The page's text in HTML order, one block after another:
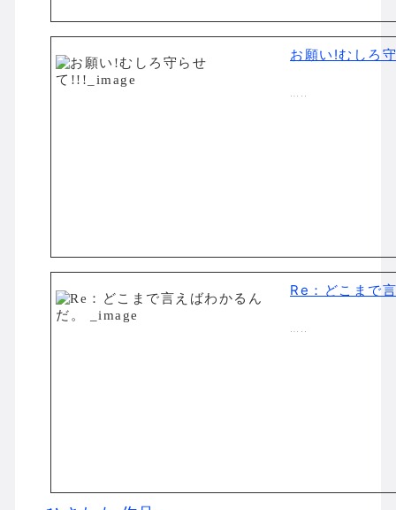
お願い!むしろ
…..
Re：どこまで
…..